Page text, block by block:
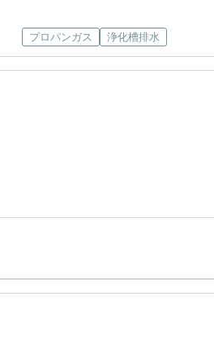
プロパンガス 浄化槽排水